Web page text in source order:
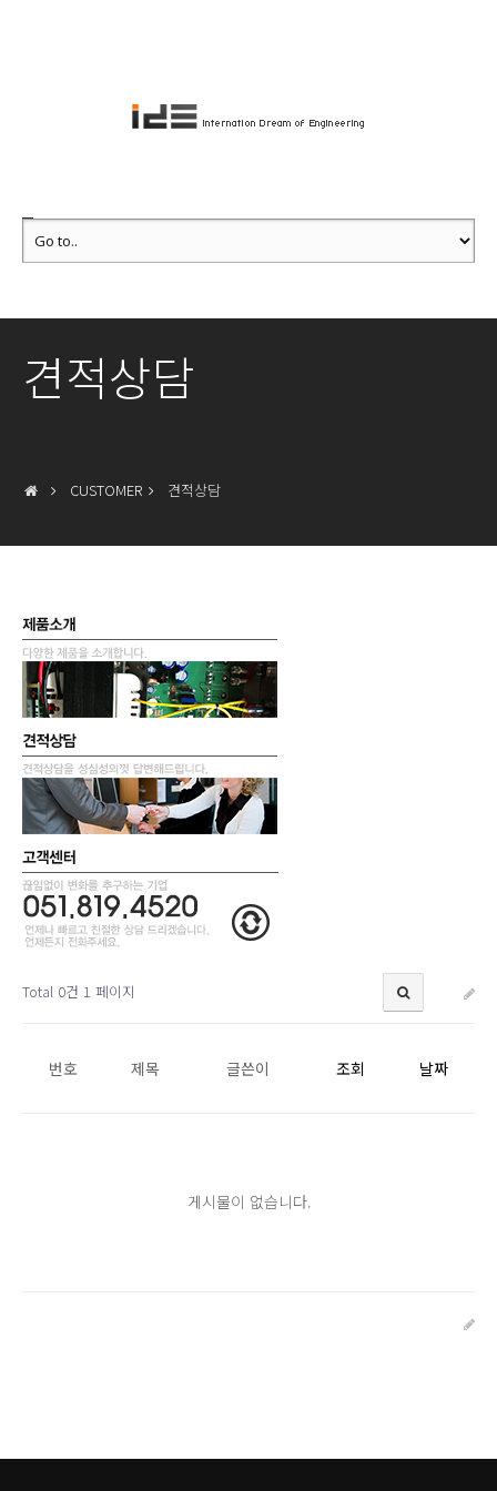
견적상담
CUSTOMER 견적상담
Total 0건 1 페이지
번호 제목 글쓴이 조회 날짜
게시물이 없습니다.